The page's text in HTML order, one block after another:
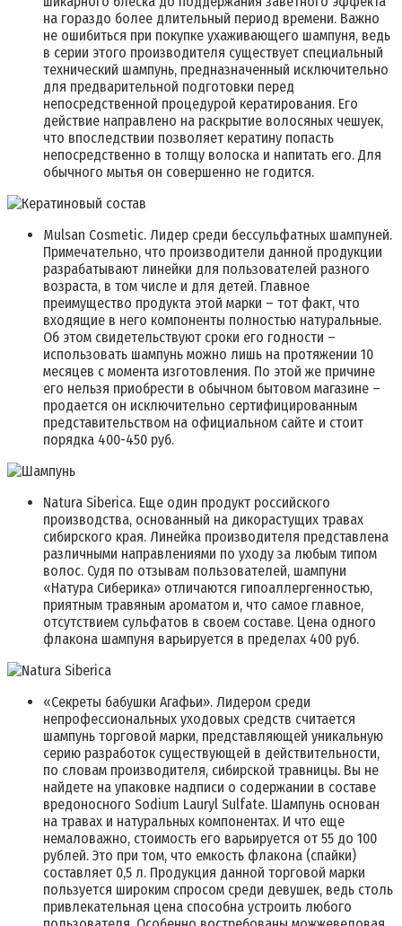
на гораздо более длительный период времени. Важно
не ошибиться при покупке ухаживающего шампуня, ведь
в серии этого производителя существует специальный
технический шампунь, предназначенный исключительно
для предварительной подготовки перед
непосредственной процедурой кератирования. Его
действие направлено на раскрытие волосяных чешуек,
что впоследствии позволяет кератину попасть
непосредственно в толщу волоска и напитать его. Для
обычного мытья он совершенно не годится.
Mulsan Cosmetic. Лидер среди бессульфатных шампуней.
Примечательно, что производители данной продукции
разрабатывают линейки для пользователей разного
возраста, в том числе и для детей. Главное
преимущество продукта этой марки – тот факт, что
входящие в него компоненты полностью натуральные.
Об этом свидетельствуют сроки его годности –
использовать шампунь можно лишь на протяжении 10
месяцев с момента изготовления. По этой же причине
его нельзя приобрести в обычном бытовом магазине –
продается он исключительно сертифицированным
представительством на официальном сайте и стоит
порядка 400-450 руб.
Natura Siberica. Еще один продукт российского
производства, основанный на дикорастущих травах
сибирского края. Линейка производителя представлена
различными направлениями по уходу за любым типом
волос. Судя по отзывам пользователей, шампуни
«Натура Сиберика» отличаются гипоаллергенностью,
приятным травяным ароматом и, что самое главное,
отсутствием сульфатов в своем составе. Цена одного
флакона шампуня варьируется в пределах 400 руб.
«Секреты бабушки Агафьи». Лидером среди
непрофессиональных уходовых средств считается
шампунь торговой марки, представляющей уникальную
серию разработок существующей в действительности,
по словам производителя, сибирской травницы. Вы не
найдете на упаковке надписи о содержании в составе
вредоносного Sodium Lauryl Sulfate. Шампунь основан
на травах и натуральных компонентах. И что еще
немаловажно, стоимость его варьируется от 55 до 100
рублей. Это при том, что емкость флакона (спайки)
составляет 0,5 л. Продукция данной торговой марки
пользуется широким спросом среди девушек, ведь столь
привлекательная цена способна устроить любого